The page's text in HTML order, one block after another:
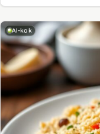
AI-kok